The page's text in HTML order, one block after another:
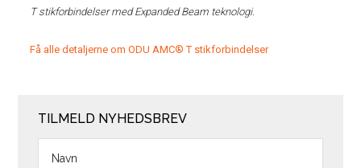
T stikforbindelser med Expanded Beam teknologi.
Få alle detaljerne om ODU AMC® T stikforbindelser
TILMELD NYHEDSBREV